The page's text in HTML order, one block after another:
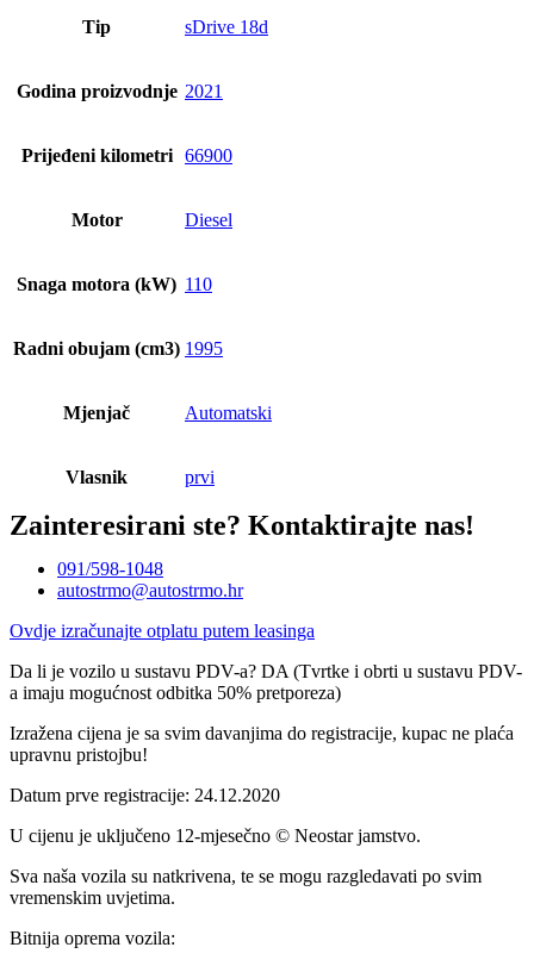
Tip sDrive 18d
Godina proizvodnje 2021
Prijeđeni kilometri 66900
Motor Diesel
Snaga motora (kW) 110
Radni obujam (cm3) 1995
Mjenjač Automatski
Vlasnik prvi
Zainteresirani ste? Kontaktirajte nas!
091/598-1048
autostrmo@autostrmo.hr
Ovdje izračunajte otplatu putem leasinga
Da li je vozilo u sustavu PDV-a? DA (Tvrtke i obrti u sustavu PDV-
a imaju mogućnost odbitka 50% pretporeza)
Izražena cijena je sa svim davanjima do registracije, kupac ne plaća
upravnu pristojbu!
Datum prve registracije: 24.12.2020
U cijenu je uključeno 12-mjesečno © Neostar jamstvo.
Sva naša vozila su natkrivena, te se mogu razgledavati po svim
vremenskim uvjetima.
Bitnija oprema vozila: